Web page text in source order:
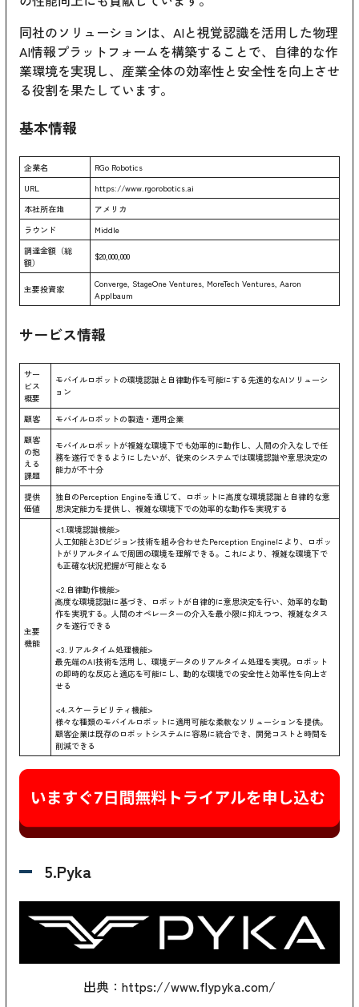
同社のソリューションは、AIと視覚認識を活用した物理
AI情報プラットフォームを構築することで、自律的な作
業環境を実現し、産業全体の効率性と安全性を向上させ
る役割を果たしています。
基本情報
企業名
RGo Robotics
URL
https://www.rgorobotics.ai
本社所在地
アメリカ
ラウンド
Middle
調達金額（総
額）
$20,000,000
主要投資家
Converge, StageOne Ventures, MoreTech Ventures, Aaron
Applbaum
サービス情報
サー
ビス
概要
モバイルロボットの環境認識と自律動作を可能にする先進的なAIソリューシ
ョン
顧客
モバイルロボットの製造・運用企業
顧客
の抱
える
課題
モバイルロボットが複雑な環境下でも効率的に動作し、人間の介入なしで任
務を遂行できるようにしたいが、従来のシステムでは環境認識や意思決定の
能力が不十分
提供
価値
独自のPerception Engineを通じて、ロボットに高度な環境認識と自律的な意
思決定能力を提供し、複雑な環境下での効率的な動作を実現する
主要
機能
<1.環境認識機能>
人工知能と3Dビジョン技術を組み合わせたPerception Engineにより、ロボッ
トがリアルタイムで周囲の環境を理解できる。これにより、複雑な環境下で
も正確な状況把握が可能となる
<2.自律動作機能>
高度な環境認識に基づき、ロボットが自律的に意思決定を行い、効率的な動
作を実現する。人間のオペレーターの介入を最小限に抑えつつ、複雑なタス
クを遂行できる
<3.リアルタイム処理機能>
最先端のAI技術を活用し、環境データのリアルタイム処理を実現。ロボット
の即時的な反応と適応を可能にし、動的な環境での安全性と効率性を向上さ
せる
<4.スケーラビリティ機能>
様々な種類のモバイルロボットに適用可能な柔軟なソリューションを提供。
顧客企業は既存のロボットシステムに容易に統合でき、開発コストと時間を
削減できる
5.Pyka
出典：https://www.flypyka.com/